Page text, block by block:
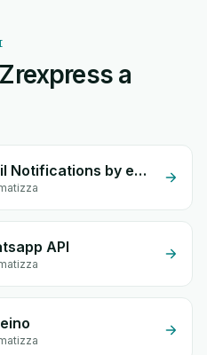
a
Slack + Email Notifications by eGrow
API